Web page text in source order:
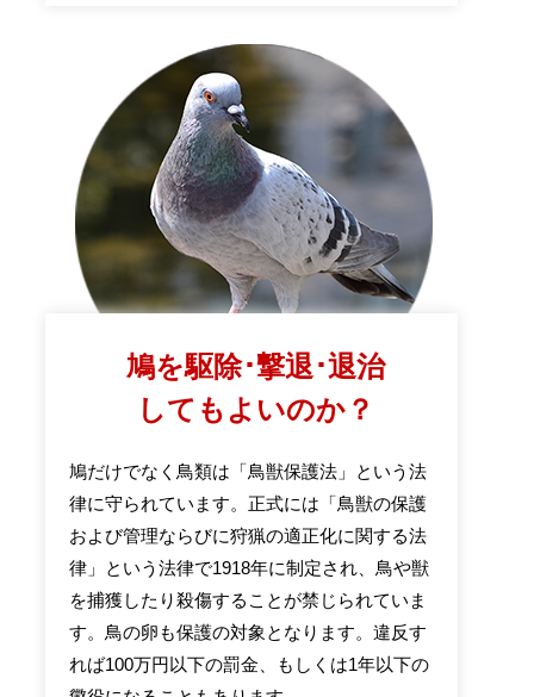
鳩を駆除･撃退･退治
してもよいのか？
鳩だけでなく鳥類は「鳥獣保護法」という法
律に守られています。正式には「鳥獣の保護
および管理ならびに狩猟の適正化に関する法
律」という法律で1918年に制定され、鳥や獣
を捕獲したり殺傷することが禁じられていま
す。鳥の卵も保護の対象となります。違反す
れば100万円以下の罰金、もしくは1年以下の